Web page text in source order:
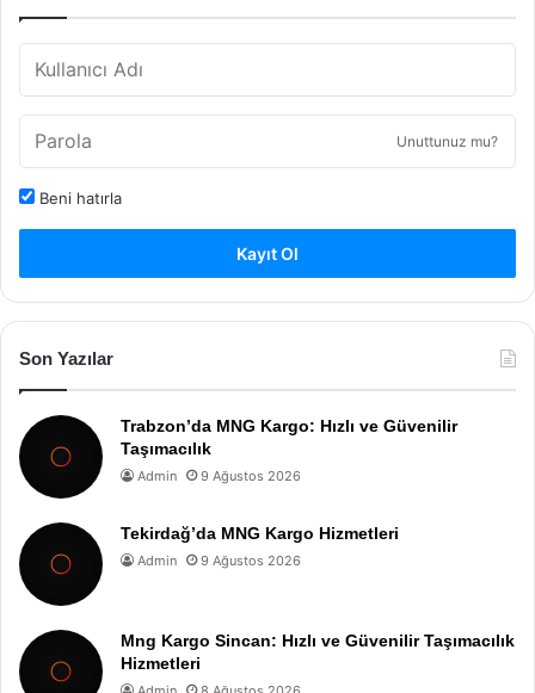
Unuttunuz mu?
Beni hatırla
Kayıt Ol
Son Yazılar
Trabzon’da MNG Kargo: Hızlı ve Güvenilir
Taşımacılık
Admin 9 Ağustos 2026
Tekirdağ’da MNG Kargo Hizmetleri
Admin 9 Ağustos 2026
Mng Kargo Sincan: Hızlı ve Güvenilir Taşımacılık
Hizmetleri